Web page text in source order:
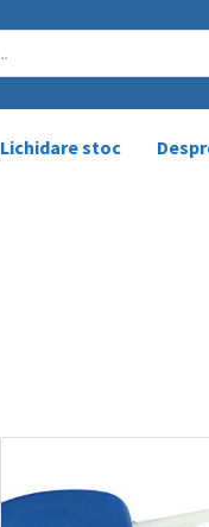
Lichidare stoc